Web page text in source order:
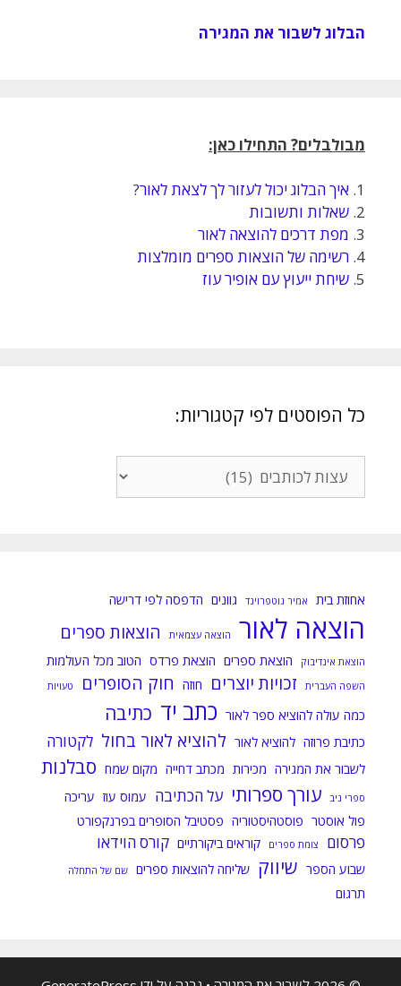
הבלוג לשבור את המגירה
מבולבלים? התחילו כאן:
1. איך הבלוג יכול לעזור לך לצאת לאור?
2. שאלות ותשובות
3. מפת דרכים להוצאה לאור
4. רשימה של הוצאות ספרים מומלצות
5. שיחת ייעוץ עם אופיר עוז
כל הפוסטים לפי קטגוריות:
הפוסטים
אחוזת בית אמיר גוטפרוינד גוונים הדפסה לפי דרישה
הוצאה לאור הוצאה עצמאית הוצאות ספרים
הוצאת אינדיבוק הוצאת ספרים הוצאת פרדס הטוב מכל העולמות
השפה העברית זכויות יוצרים חוזה חוק הסופרים טעויות
כמה עולה להוציא ספר לאור כתב יד כתיבה
כתיבת פרוזה להוציא לאור להוציא לאור בחול לקטורה
לשבור את המגירה מכירות מכתב דחייה מקום שמח סבלנות
ספרי ניב עורך ספרותי על הכתיבה עמוס עוז עריכה
פול אוסטר פוסטהיסטוריה פסטיבל הסופרים בפרנקפורט
פרסום צומת ספרים קוראים ביקורתיים קורס הוידאו
שבוע הספר שיווק שליחה להוצאות ספרים שם של התחלה
תרגום